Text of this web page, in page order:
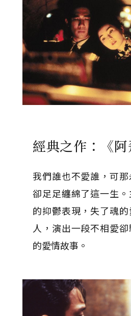
經典之作：《阿
我們誰也不愛誰，可那
卻足足纏綿了這一生
的抑鬱表現，失了魂
人，演出一段不相愛
的愛情故事。